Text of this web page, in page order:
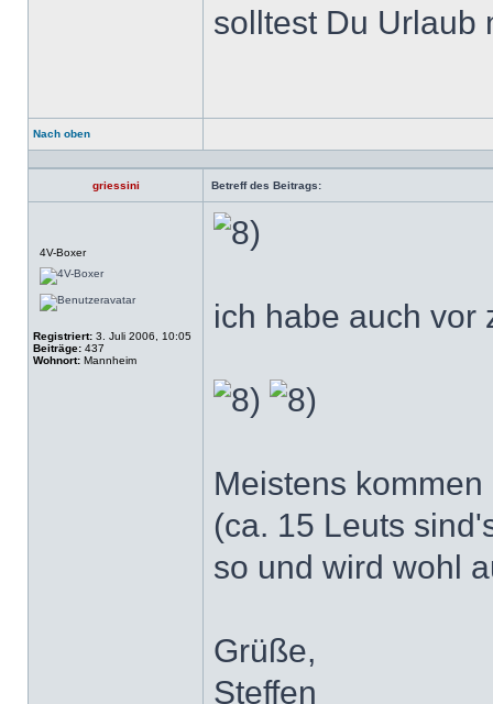
solltest Du Urlaub
Nach oben
Profil
griessini Betreff des Beitrags:
4V-Boxer
Registriert: 3. Juli 2006, 10:05
Beiträge: 437
Wohnort: Mannheim
ich habe auch vor
Meistens
(ca. 15 Leuts
so und wird wohl
Grüße,
Steffen